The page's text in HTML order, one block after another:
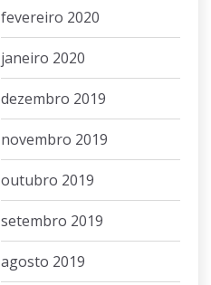
fevereiro 2020
janeiro 2020
dezembro 2019
novembro 2019
outubro 2019
setembro 2019
agosto 2019